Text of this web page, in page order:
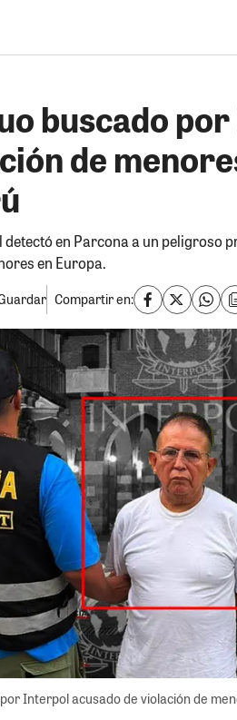
buscado
de
detectó en Parcona a un peligroso
en Europa.
Compartir en:
Interpol acusado de violación de